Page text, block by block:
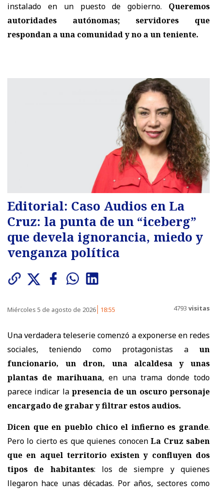
instalado en un puesto de gobierno. Queremos
autoridades autónomas; servidores que
respondan a una comunidad y no a un teniente.
Editorial: Caso Audios en La
Cruz: la punta de un “iceberg”
que devela ignorancia, miedo y
venganza política
Miércoles 5 de agosto de 2026 18:55 4793 visitas
Una verdadera teleserie comenzó a exponerse en redes
sociales, teniendo como protagonistas a un
funcionario, un dron, una alcaldesa y unas
plantas de marihuana, en una trama donde todo
parece indicar la presencia de un oscuro personaje
encargado de grabar y filtrar estos audios.
Dicen que en pueblo chico el infierno es grande.
Pero lo cierto es que quienes conocenLa Cruz saben
que en aquel territorio existen y confluyen dos
tipos de habitantes: los de siempre y quienes
llegaron hace unas décadas. Por años, sectores como